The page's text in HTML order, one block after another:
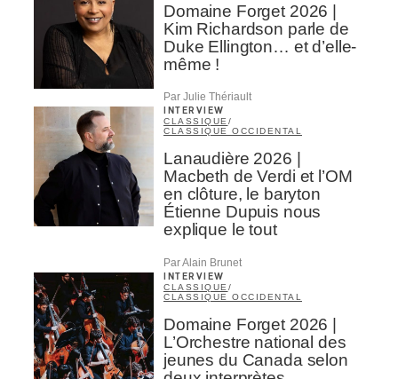
Domaine Forget 2026 |
Kim Richardson parle de
Duke Ellington… et d’elle-
même !
Par Julie Thériault
INTERVIEW
CLASSIQUE/
CLASSIQUE OCCIDENTAL
Lanaudière 2026 |
Macbeth de Verdi et l’OM
en clôture, le baryton
Étienne Dupuis nous
explique le tout
Par Alain Brunet
INTERVIEW
CLASSIQUE /
CLASSIQUE OCCIDENTAL
Domaine Forget 2026 |
L’Orchestre national des
jeunes du Canada selon